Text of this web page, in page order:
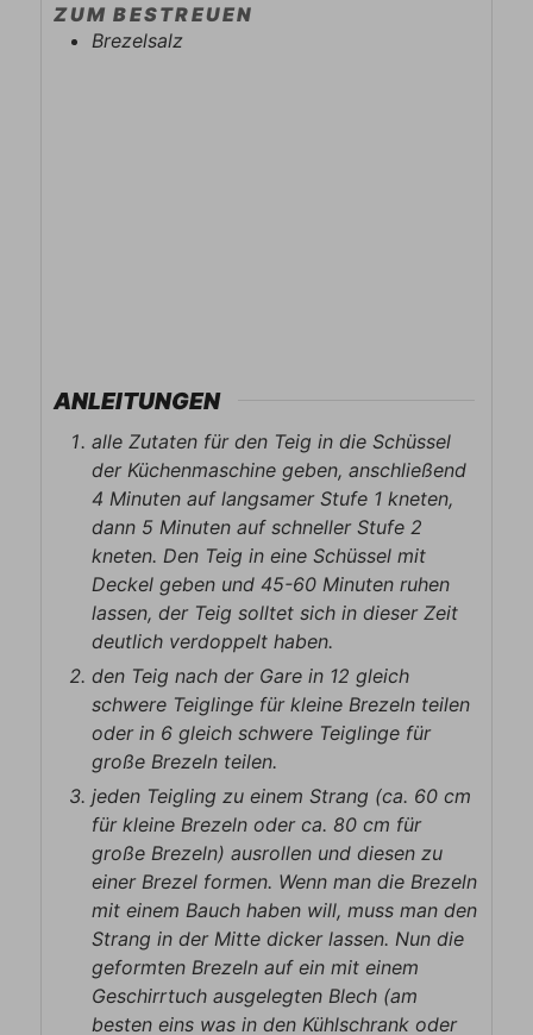
ZUM BESTREUEN
Brezelsalz
ANLEITUNGEN
alle Zutaten für den Teig in die Schüssel
der Küchenmaschine geben, anschließend
4 Minuten auf langsamer Stufe 1 kneten,
dann 5 Minuten auf schneller Stufe 2
kneten. Den Teig in eine Schüssel mit
Deckel geben und 45-60 Minuten ruhen
lassen, der Teig solltet sich in dieser Zeit
deutlich verdoppelt haben.
den Teig nach der Gare in 12 gleich
schwere Teiglinge für kleine Brezeln teilen
oder in 6 gleich schwere Teiglinge für
große Brezeln teilen.
jeden Teigling zu einem Strang (ca. 60 cm
für kleine Brezeln oder ca. 80 cm für
große Brezeln) ausrollen und diesen zu
einer Brezel formen. Wenn man die Brezeln
mit einem Bauch haben will, muss man den
Strang in der Mitte dicker lassen. Nun die
geformten Brezeln auf ein mit einem
Geschirrtuch ausgelegten Blech (am
besten eins was in den Kühlschrank oder